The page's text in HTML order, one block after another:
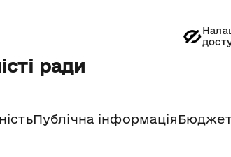
ради
Публічна інформація